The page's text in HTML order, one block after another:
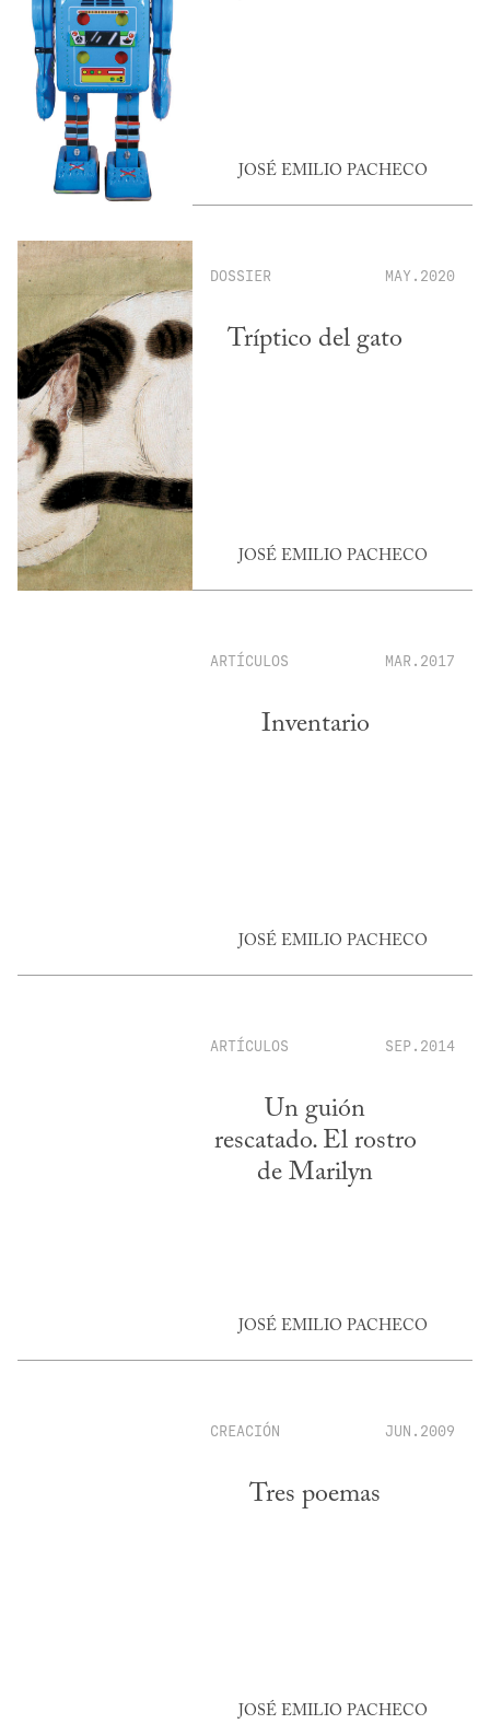
JOSÉ EMILIO PACHECO
DOSSIER MAY.2020
Tríptico del gato
JOSÉ EMILIO PACHECO
ARTÍCULOS MAR.2017
Inventario
JOSÉ EMILIO PACHECO
ARTÍCULOS SEP.2014
Un guión
rescatado. El rostro
de Marilyn
JOSÉ EMILIO PACHECO
CREACIÓN JUN.2009
Tres poemas
JOSÉ EMILIO PACHECO